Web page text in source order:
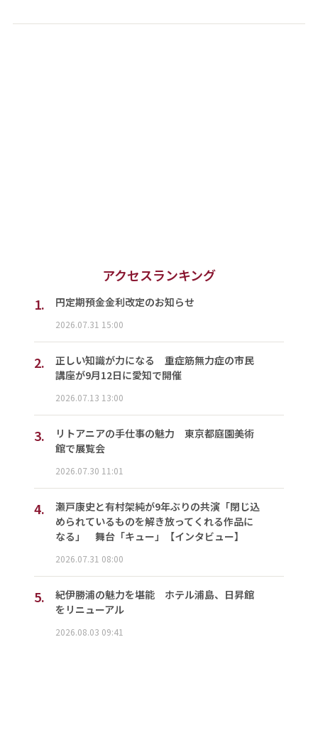
アクセスランキング
1.
円定期預金金利改定のお知らせ
2026.07.31 15:00
2.
正しい知識が力になる 重症筋無力症の市民
講座が9月12日に愛知で開催
2026.07.13 13:00
3.
リトアニアの手仕事の魅力 東京都庭園美術
館で展覧会
2026.07.30 11:01
4.
瀬戸康史と有村架純が9年ぶりの共演「閉じ込
められているものを解き放ってくれる作品に
なる」 舞台「キュー」【インタビュー】
2026.07.31 08:00
5.
紀伊勝浦の魅力を堪能 ホテル浦島、日昇館
をリニューアル
2026.08.03 09:41